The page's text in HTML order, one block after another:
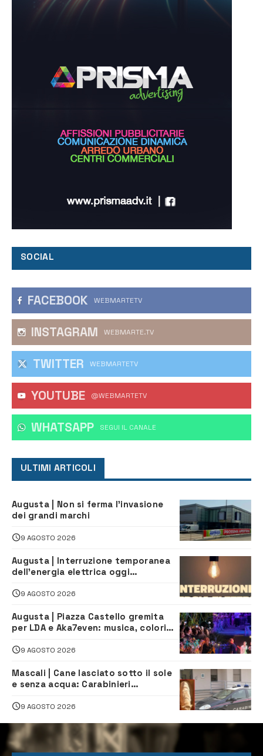
SOCIAL
FACEBOOK WEBMARTETV
INSTAGRAM WEBMARTE.TV
TWITTER WEBMARTETV
YOUTUBE @WEBMARTETV
WHATSAPP ‎SEGUI IL CANALE
ULTIMI ARTICOLI
Augusta | Non si ferma l’invasione
dei grandi marchi
9 AGOSTO 2026
Augusta | Interruzione temporanea
dell’energia elettrica oggi
lavori
9 AGOSTO 2026
Augusta | Piazza Castello gremita
per LDA e Aka7even: musica, colori
9 AGOSTO 2026
Mascali | Cane lasciato sotto il sole
e senza acqua: Carabinieri
9 AGOSTO 2026